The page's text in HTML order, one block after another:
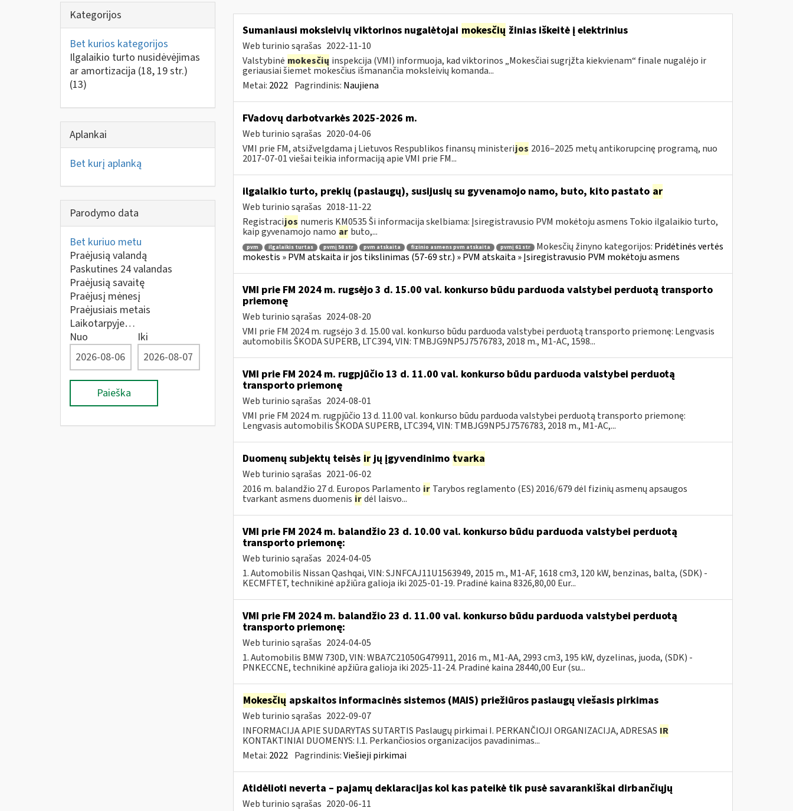
Kategorijos
Bet kurios kategorijos
Ilgalaikio turto nusidėvėjimas
ar amortizacija (18, 19 str.)
(13)
Aplankai
Bet kurį aplanką
Parodymo data
Bet kuriuo metu
Praėjusią valandą
Paskutines 24 valandas
Praėjusią savaitę
Praėjusį mėnesį
Praėjusiais metais
Laikotarpyje…
Nuo
Iki
Paieška
Sumaniausi moksleivių viktorinos nugalėtojai mokesčių žinias iškeitė į elektrinius
Web turinio sąrašas 2022-11-10
Valstybinė mokesčių inspekcija (VMI) informuoja, kad viktorinos „Mokesčiai sugrįžta kiekvienam“ finale nugalėjo ir
geriausiai šiemet mokesčius išmanančia moksleivių komanda...
Metai: 2022 Pagrindinis: Naujiena
FVadovų darbotvarkės 2025-2026 m.
Web turinio sąrašas 2020-04-06
VMI prie FM, atsižvelgdama į Lietuvos Respublikos finansų ministerijos 2016–2025 metų antikorupcinę programą, nuo
2017-07-01 viešai teikia informaciją apie VMI prie FM...
ilgalaikio turto, prekių (paslaugų), susijusių su gyvenamojo namo, buto, kito pastato ar
Web turinio sąrašas 2018-11-22
Registracijos numeris KM0535 Ši informacija skelbiama: Įsiregistravusio PVM mokėtoju asmens Tokio ilgalaikio turto,
kaip gyvenamojo namo ar buto,...
pvm ilgalaikis turtas pvmį 58 str pvm atskaita fizinio asmens pvm atskaita pvmį 61 str Mokesčių žinyno kategorijos: Pridėtinės vertės
mokestis » PVM atskaita ir jos tikslinimas (57-69 str.) » PVM atskaita » Įsiregistravusio PVM mokėtoju asmens
VMI prie FM 2024 m. rugsėjo 3 d. 15.00 val. konkurso būdu parduoda valstybei perduotą transporto
priemonę
Web turinio sąrašas 2024-08-20
VMI prie FM 2024 m. rugsėjo 3 d. 15.00 val. konkurso būdu parduoda valstybei perduotą transporto priemonę: Lengvasis
automobilis ŠKODA SUPERB, LTC394, VIN: TMBJG9NP5J7576783, 2018 m., M1-AC, 1598...
VMI prie FM 2024 m. rugpjūčio 13 d. 11.00 val. konkurso būdu parduoda valstybei perduotą
transporto priemonę
Web turinio sąrašas 2024-08-01
VMI prie FM 2024 m. rugpjūčio 13 d. 11.00 val. konkurso būdu parduoda valstybei perduotą transporto priemonę:
Lengvasis automobilis ŠKODA SUPERB, LTC394, VIN: TMBJG9NP5J7576783, 2018 m., M1-AC,...
Duomenų subjektų teisės irjų įgyvendinimo tvarka
Web turinio sąrašas 2021-06-02
2016 m. balandžio 27 d. Europos Parlamento ir Tarybos reglamento (ES) 2016/679 dėl fizinių asmenų apsaugos
tvarkant asmens duomenis ir dėl laisvo...
VMI prie FM 2024 m. balandžio 23 d. 10.00 val. konkurso būdu parduoda valstybei perduotą
transporto priemonę:
Web turinio sąrašas 2024-04-05
1. Automobilis Nissan Qashqai, VIN: SJNFCAJ11U1563949, 2015 m., M1-AF, 1618 cm3, 120 kW, benzinas, balta, (SDK) -
KECMFTET, technikinė apžiūra galioja iki 2025-01-19. Pradinė kaina 8326,80,00 Eur...
VMI prie FM 2024 m. balandžio 23 d. 11.00 val. konkurso būdu parduoda valstybei perduotą
transporto priemonę:
Web turinio sąrašas 2024-04-05
1. Automobilis BMW 730D, VIN: WBA7C21050G479911, 2016 m., M1-AA, 2993 cm3, 195 kW, dyzelinas, juoda, (SDK) -
PNKECCNE, technikinė apžiūra galioja iki 2025-11-24. Pradinė kaina 28440,00 Eur (su...
Mokesčių apskaitos informacinės sistemos (MAIS) priežiūros paslaugų viešasis pirkimas
Web turinio sąrašas 2022-09-07
INFORMACIJA APIE SUDARYTAS SUTARTIS Paslaugų pirkimai I. PERKANČIOJI ORGANIZACIJA, ADRESAS IR
KONTAKTINIAI DUOMENYS: I.1. Perkančiosios organizacijos pavadinimas...
Metai: 2022 Pagrindinis:Viešieji pirkimai
Atidėlioti neverta – pajamų deklaracijas kol kas pateikė tik pusė savarankiškai dirbančiųjų
Web turinio sąrašas 2020-06-11